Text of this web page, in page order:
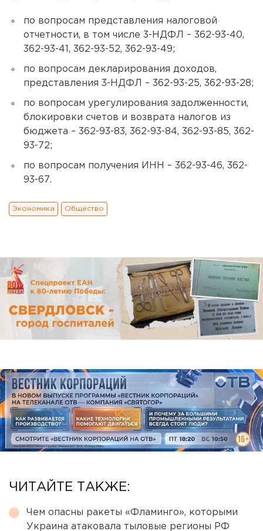
по вопросам представления налоговой
отчетности, в том числе 3-НДФЛ – 362-93-40,
362-93-41, 362-93-52, 362-93-49;
по вопросам декларирования доходов,
представления 3-НДФЛ – 362-93-25, 362-93-28;
по вопросам урегулирования задолженности,
блокировки счетов и возврата налогов из
бюджета – 362-93-83, 362-93-84, 362-93-85, 362-
93-72;
по вопросам получения ИНН – 362-93-46, 362-
93-67.
Экономика Общество
ЧИТАЙТЕ ТАКЖЕ:
Чем опасны ракеты «Фламинго», которыми
Украина атаковала тыловые регионы РФ